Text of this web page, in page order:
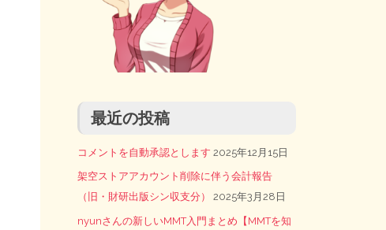
最近の投稿
コメントを自動承認とします 2025年12月15日
架空ストアアカウント削除に伴う会計報告
（旧・財研出版シン収支分）
2025年3月28日
nyunさんの新しいMMT入門まとめ【MMTを知